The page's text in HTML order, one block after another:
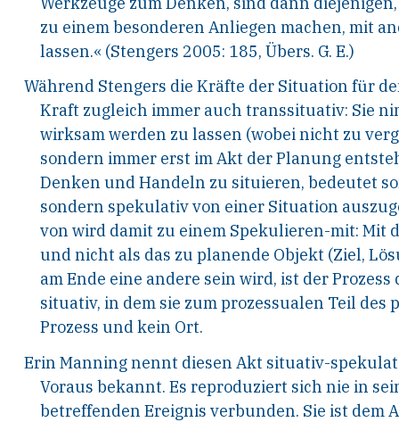
zu einem besonderen Anliegen machen, mit
lassen.« (Stengers 2005: 185, Übers. G. E.)
Während Stengers die Kräfte der Situation für
Kraft zugleich immer auch transsituativ: Sie
wirksamwerden zu lassen (wobei nicht zu
sondern immer erst im Akt der Planung
Denken und Handeln zu situieren, bedeutet
sondern spekulativ von einer Situation
von wird damit zu einem Spekulieren-mit: Mit
und nicht als das zu planende Objekt (Ziel,
amEnde eine andere sein wird, ist der Prozess
situativ, in dem sie zum prozessualen Teil des
Prozess und kein Ort.
Erin Manning nennt diesen Akt situativ-spekula
Voraus bekannt. Es reproduziert sich nie in
betreffenden Ereignis verbunden. Sie ist dem